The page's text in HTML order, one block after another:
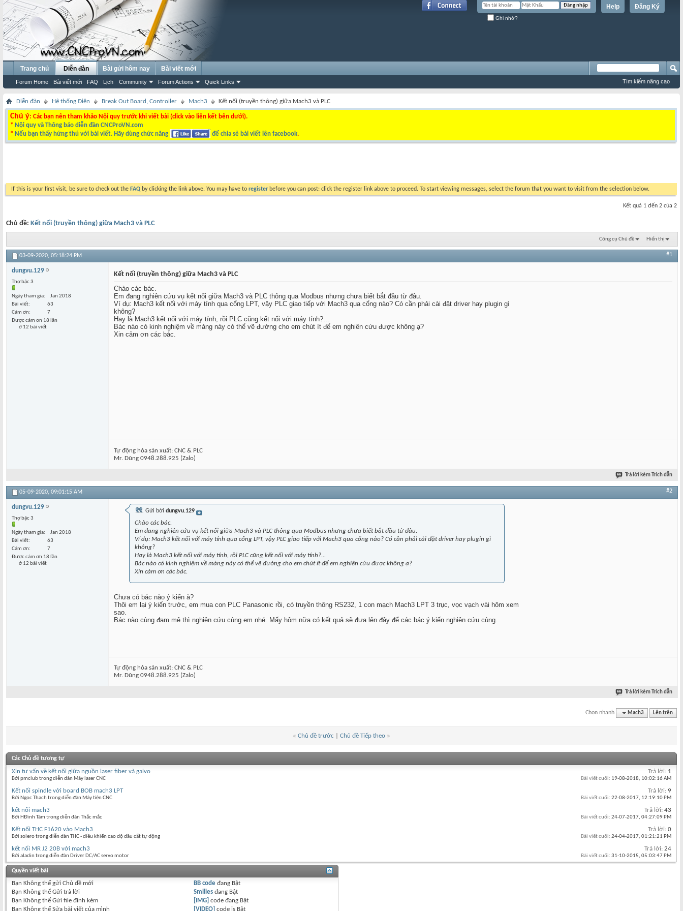
Đăng Ký
Help
Ghi nhớ?
Trang chủ Diễn đàn
Forum Home Bài viết mới FAQ Lịch Community Forum Actions Quick Links
Bài gửi hôm nay Bài viết mới
Tìm kiếm nâng cao
Diễn đàn Hệ thống Điện Break Out Board, Controller Mach3 Kết nối (truyền thông) giữa Mach3 và PLC
Chú ý: Các bạn nên tham khảo Nội quy trước khi viết bài (click vào liên kết bên dưới).
* Nội quy và Thông báo diễn đàn CNCProVN.com
* Nếu bạn thấy hứng thú với bài viết. Hãy dùng chức năng để chia sẻ bài viết lên facebook.
If this is your first visit, be sure to check out the FAQ by clicking the link above. You may have to register before you can post: click the register link above to proceed. To start viewing messages, select the forum that you want to visit from the selection below.
Kết quả 1 đến 2 của 2
Chủ đề: Kết nối (truyền thông) giữa Mach3 và PLC
Công cụ Chủ đề Hiển thị
03-09-2020, 05:18:24 PM #1
dungvu.129
Thợ bậc 3
Ngày tham gia
Jan 2018
Bài viết
63
Cám ơn
7
Được cám ơn 18 lần
ở 12 bài viết
Kết nối (truyền thông) giữa Mach3 và PLC
Chào các bác.
Em đang nghiên cứu vụ kết nối giữa Mach3 và PLC thông qua Modbus nhưng chưa biết bắt đầu từ đâu.
Ví dụ: Mach3 kết nối với máy tính qua cổng LPT, vậy PLC giao tiếp với Mach3 qua cổng nào? Có cần phải cài đặt driver hay plugin gì
không?
Hay là Mach3 kết nối với máy tính, rồi PLC cũng kết nối với máy tính?...
Bác nào có kinh nghiệm về mảng này có thể vẽ đường cho em chút ít để em nghiên cứu được không ạ?
Xin cảm ơn các bác.
Tự động hóa sản xuất: CNC & PLC
Mr. Dũng 0948.288.925 (Zalo)
Trả lời kèm Trích dẫn
05-09-2020, 09:01:15 AM #2
dungvu.129
Thợ bậc 3
Ngày tham gia
Jan 2018
Bài viết
63
Cám ơn
7
Được cám ơn 18 lần
ở 12 bài viết
Gửi bởi dungvu.129
Chào các bác.
Em đang nghiên cứu vụ kết nối giữa Mach3 và PLC thông qua Modbus nhưng chưa biết bắt đầu từ đâu.
Ví dụ: Mach3 kết nối với máy tính qua cổng LPT, vậy PLC giao tiếp với Mach3 qua cổng nào? Có cần phải cài đặt driver hay plugin gì
không?
Hay là Mach3 kết nối với máy tính, rồi PLC cũng kết nối với máy tính?...
Bác nào có kinh nghiệm về mảng này có thể vẽ đường cho em chút ít để em nghiên cứu được không ạ?
Xin cảm ơn các bác.
Chưa có bác nào ý kiến à?
Thôi em lại ý kiến trước, em mua con PLC Panasonic rồi, có truyền thông RS232, 1 con mạch Mach3 LPT 3 trục, vọc vạch vài hôm xem
sao.
Bác nào cùng đam mê thì nghiên cứu cùng em nhé. Mấy hôm nữa có kết quả sẽ đưa lên đây để các bác ý kiến nghiên cứu cùng.
Tự động hóa sản xuất: CNC & PLC
Mr. Dũng 0948.288.925 (Zalo)
Trả lời kèm Trích dẫn
Chọn nhanh Mach3 Lên trên
« Chủ đề trước Chủ đề Tiếp theo »
Các Chủ đề tương tự
Xin tư vấn về kết nối giữa nguồn laser fiber và galvo
Bởi pmclub trong diễn đàn Máy laser CNC
Trả lời: 1
Bài viết cuối: 19-08-2018, 10:02:16 AM
Kết nối spindle với board BOB mach3 LPT
Bởi Ngọc Thạch trong diễn đàn Máy tiện CNC
Trả lời: 9
Bài viết cuối: 22-08-2017, 12:19:10 PM
kết nối mach3
Bởi HĐình Tâm trong diễn đàn Thắc mắc
Trả lời: 43
Bài viết cuối: 24-07-2017, 04:27:09 PM
Kết nối THC F1620 vào Mach3
Bởi solero trong diễn đàn THC - điều khiển cao độ đầu cắt tự động
Trả lời: 0
Bài viết cuối: 24-04-2017, 01:21:21 PM
kết nối MR J2 20B với mach3
Bởi aladin trong diễn đàn Driver DC/AC servo motor
Trả lời: 24
Bài viết cuối: 31-10-2015, 05:03:47 PM
Quyền viết bài
Bạn Không thể gửi Chủ đề mới
Bạn Không thể Gửi trả lời
Bạn Không thể Gửi file đính kèm
Bạn Không thể Sửa bài viết của mình
BB codeđang Bật
Smiliesđang Bật
[IMG] code đang Bật
[VIDEO] code is Bật